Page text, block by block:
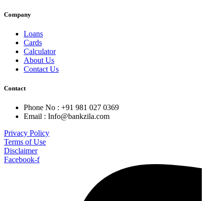
Company
Loans
Cards
Calculator
About Us
Contact Us
Contact
Phone No : +91 981 027 0369
Email : Info@bankzila.com
Privacy Policy
Terms of Use
Disclaimer
Facebook-f